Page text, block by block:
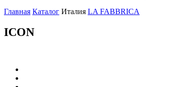
Главная Каталог Италия LA FABВRICA
ICON